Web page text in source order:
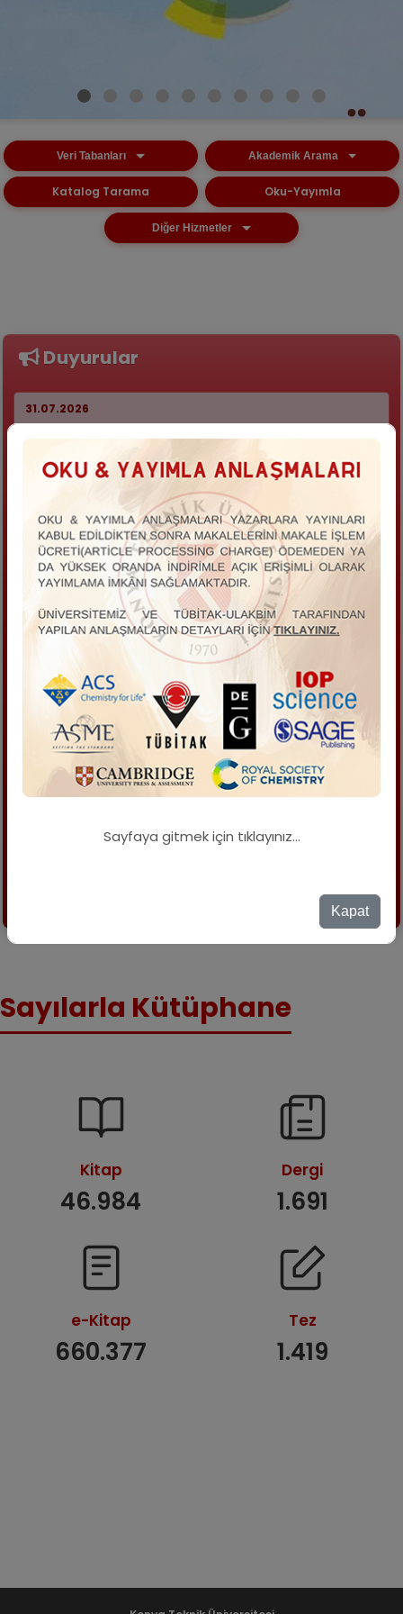
Veri Tabanları Akademik Arama
Katalog Tarama Oku-Yayımla
Diğer Hizmetler
Duyurular
31.07.2026
Piri Keşif Aracında Gerçekleştirilen Güncellemeler Hk.
Clarivate Ağustos Ayı Webinarları
31.07.2026
Art Source Veritabanı Hk.
14.07.2026
Clarivate Temmuz Ayı Webinarları
Sayılarla Kütüphane
Kitap
46.984
Dergi
1.691
e-Kitap
660.377
Tez
1.419
Sayfaya gitmek için tıklayınız...
Kapat